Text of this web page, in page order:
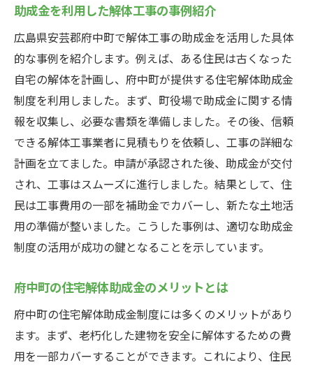
助成金を利用した解体工事の事例紹介
広島県安芸郡府中町で解体工事の助成金を活用した具体
的な事例を紹介します。例えば、ある住民は古くなった
自宅の解体を計画し、府中町が提供する住宅解体助成金
制度を利用しました。まず、町役場で助成金に関する情
報を収集し、必要な書類を準備しました。その後、信頼
できる解体工事業者に見積もりを依頼し、工事の詳細な
計画を立てました。申請が承認された後、助成金が交付
され、工事はスムーズに進行しました。結果として、住
民は工事費用の一部を補助金でカバーし、新たな土地活
用の準備が整いました。こうした事例は、適切な助成金
制度の活用が成功の鍵となることを示しています。
府中町の住宅解体助成金のメリットとは
府中町の住宅解体助成金制度には多くのメリットがあり
ます。まず、老朽化した建物を安全に解体するための費
用を一部カバーすることができます。これにより、住民